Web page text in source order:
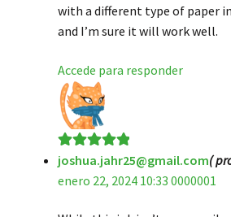
with a different type of paper
and I’m sure it will work well.
Accede para responder
Valorado en5
de 5
joshua.jahr25@gmail.com(
enero 22, 2024 10:33 0000001